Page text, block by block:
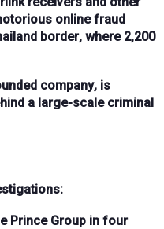
online fraud
border, where 2,200
company, is
a large-scale criminal
Prince Group in four